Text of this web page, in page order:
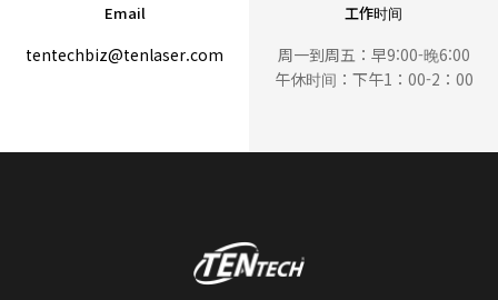
Email
tentechbiz@tenlaser.com
工作时间
周一到周五：早9:00-晚6:00
午休时间：下午1：00-2：00